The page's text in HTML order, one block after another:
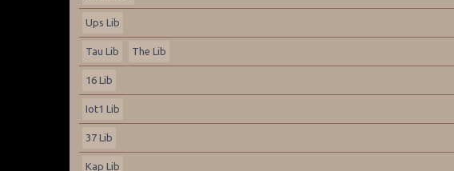
Ups Lib
Tau Lib The Lib
16 Lib
Iot1 Lib
37 Lib
Kap Lib